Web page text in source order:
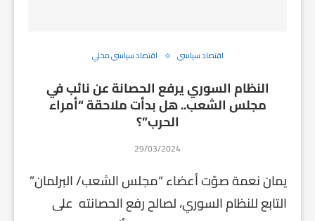
اقتصاد سياسي اقتصاد سياسي محلي
النظام السوري يرفع الحصانة عن نائب في
مجلس الشعب.. هل بدأت ملاحقة “أمراء
الحرب”؟
29/03/2024
يمان نعمة صوّت أعضاء “مجلس الشعب/ البرلمان”
التابع للنظام السوري، لصالح رفع الحصانته على